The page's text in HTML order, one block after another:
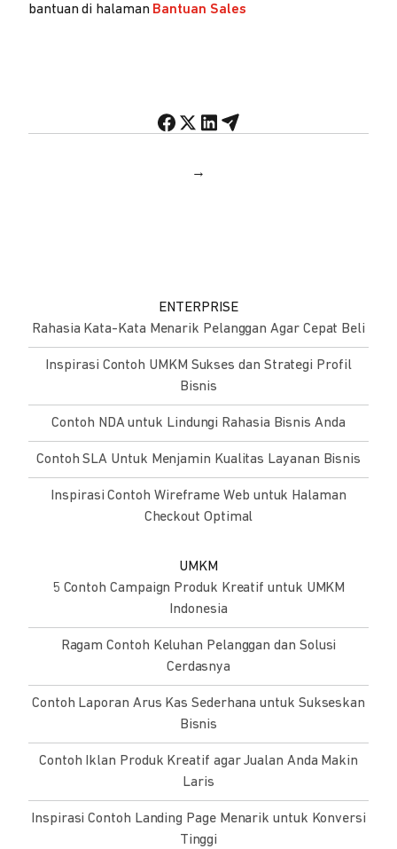
bantuan di halaman Bantuan Sales
→
ENTERPRISE
Rahasia Kata-Kata Menarik Pelanggan Agar Cepat Beli
Inspirasi Contoh UMKM Sukses dan Strategi Profil
Bisnis
Contoh NDA untuk Lindungi Rahasia Bisnis Anda
Contoh SLA Untuk Menjamin Kualitas Layanan Bisnis
Inspirasi Contoh Wireframe Web untuk Halaman
Checkout Optimal
UMKM
5 Contoh Campaign Produk Kreatif untuk UMKM
Indonesia
Ragam Contoh Keluhan Pelanggan dan Solusi
Cerdasnya
Contoh Laporan Arus Kas Sederhana untuk Sukseskan
Bisnis
Contoh Iklan Produk Kreatif agar Jualan Anda Makin
Laris
Inspirasi Contoh Landing Page Menarik untuk Konversi
Tinggi